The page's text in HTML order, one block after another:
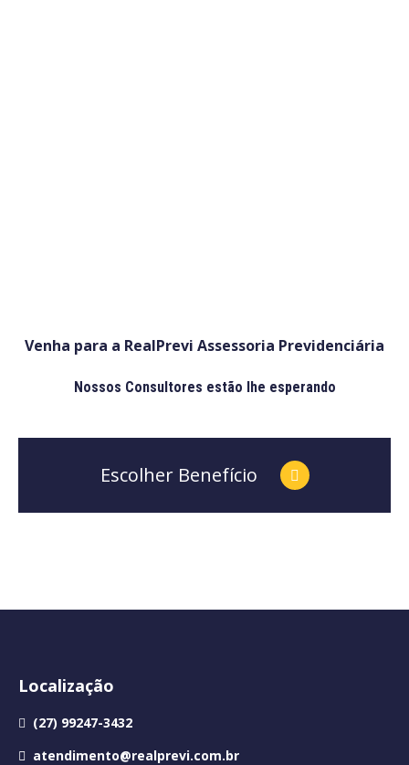
Venha para a RealPrevi Assessoria Previdenciária
Nossos Consultores estão lhe esperando
Escolher Benefício
Localização
(27) 99247-3432
atendimento@realprevi.com.br